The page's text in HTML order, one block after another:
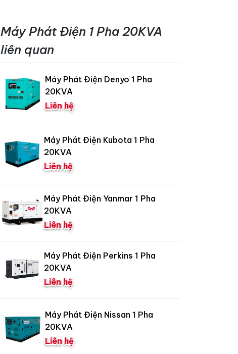
Máy Phát Điện 1 Pha 20KVA
liên quan
Máy Phát Điện Denyo 1 Pha
20KVA
Liên hệ
Máy Phát Điện Kubota 1 Pha
20KVA
Liên hệ
Máy Phát Điện Yanmar 1 Pha
20KVA
Liên hệ
Máy Phát Điện Perkins 1 Pha
20KVA
Liên hệ
Máy Phát Điện Nissan 1 Pha
20KVA
Liên hệ